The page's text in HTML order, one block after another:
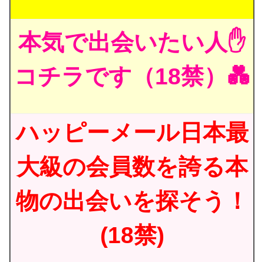
本気で出会いたい人✋
コチラです（18禁）💑
ハッピーメール日本最
大級の会員数を誇る本
物の出会いを探そう！
(18禁)